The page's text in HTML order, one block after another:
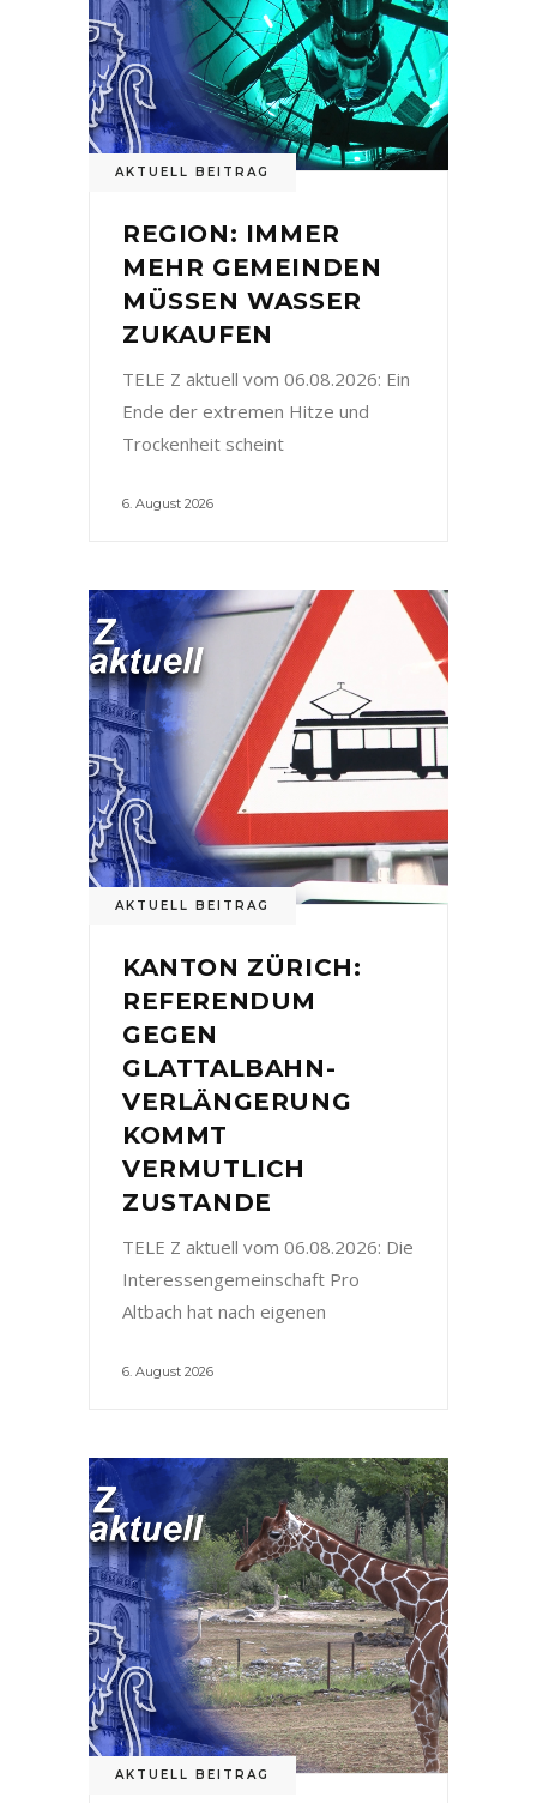
AKTUELL BEITRAG
REGION: IMMER
MEHR GEMEINDEN
MÜSSEN WASSER
ZUKAUFEN
TELE Z aktuell vom 06.08.2026: Ein
Ende der extremen Hitze und
Trockenheit scheint
6. August 2026
AKTUELL BEITRAG
KANTON ZÜRICH:
REFERENDUM
GEGEN
GLATTALBAHN-
VERLÄNGERUNG
KOMMT
VERMUTLICH
ZUSTANDE
TELE Z aktuell vom 06.08.2026: Die
Interessengemeinschaft Pro
Altbach hat nach eigenen
6. August 2026
AKTUELL BEITRAG